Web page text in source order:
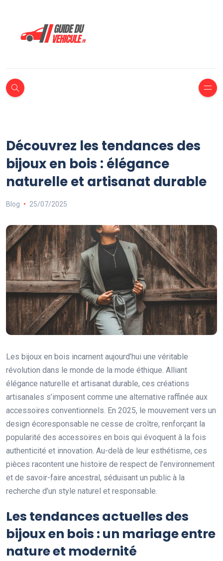
Découvrez les tendances des
bijoux en bois : élégance
naturelle et artisanat durable
Blog 25/07/2025
Les bijoux en bois incarnent aujourd’hui une véritable
révolution dans le monde de la mode éthique. Alliant
élégance naturelle et artisanat durable, ces créations
artisanales s’imposent comme une alternative raffinée aux
accessoires conventionnels. En 2025, le mouvement vers un
design écoresponsable ne cesse de croître, renforçant la
popularité des accessoires en bois qui évoquent à la fois
authenticité et innovation. Au-delà de leur esthétisme, ces
pièces racontent une histoire de respect de l’environnement
et de savoir-faire ancestral, séduisant un public à la
recherche d’un style naturel et responsable.
Les tendances actuelles des
bijoux en bois : un mariage entre
nature et modernité